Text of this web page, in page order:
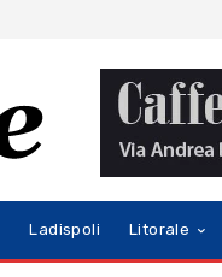
Ladispoli Litorale